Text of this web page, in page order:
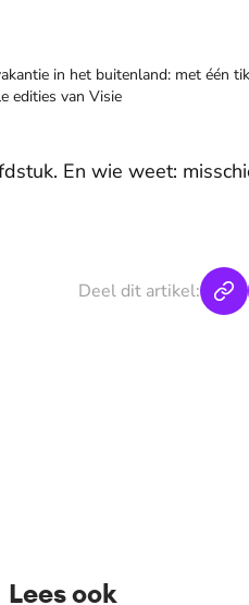
in het buitenland: met één
edities van Visie
En wie weet:
Deel dit artikel:
Lees ook